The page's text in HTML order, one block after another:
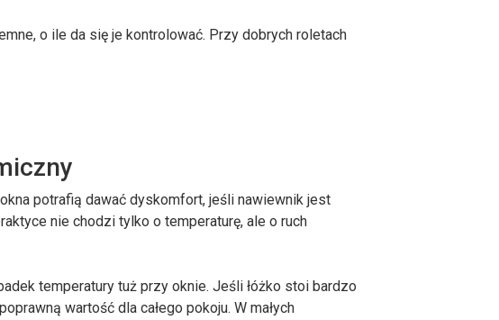
o ile da się je kontrolować. Przy dobrych roletach
potrafią dawać dyskomfort, jeśli nawiewnik jest
nie chodzi tylko o temperaturę, ale o ruch
temperatury tuż przy oknie. Jeśli łóżko stoi bardzo
wartość dla całego pokoju. W małych